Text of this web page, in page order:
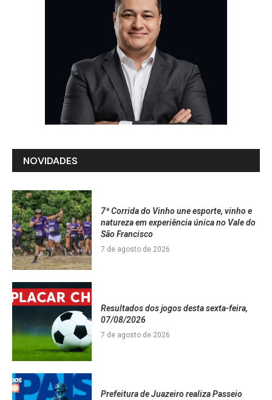
NOVIDADES
7ª Corrida do Vinho une esporte, vinho e
natureza em experiência única no Vale do
São Francisco
7 de agosto de 2026
Resultados dos jogos desta sexta-feira,
07/08/2026
7 de agosto de 2026
Prefeitura de Juazeiro realiza Passeio